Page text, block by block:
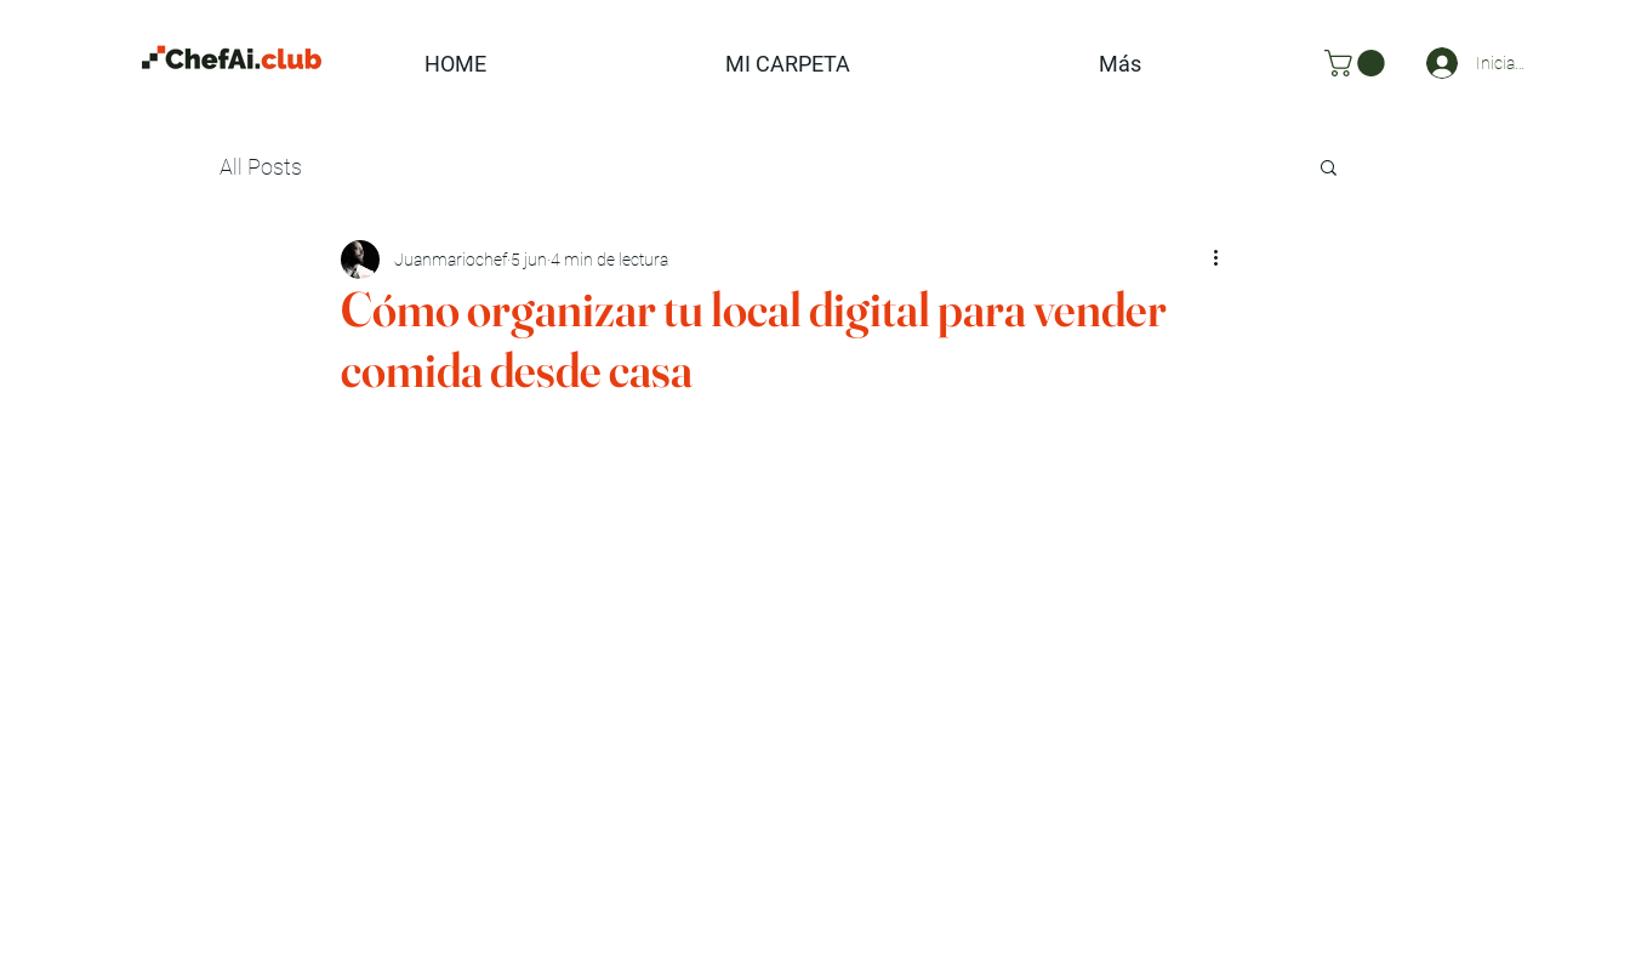
HOME MI CARPETA Más Iniciar sesión
All Posts
Cómo organizar tu local digital para vender
comida desde casa
Juanmariochef 5 jun 4 min de lectura